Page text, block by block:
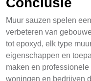
Muur sauzen spelen
verbeteren van
tot epoxyd, elk type
eigenschappen en
maken en
woningen en bedrijven